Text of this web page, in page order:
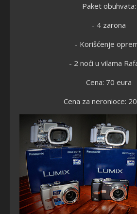
Paket obuhvata:
- 4 zarona
- Korišćenje
- 2 noći u vilama
Cena: 70 eura
Cena za neronioce: